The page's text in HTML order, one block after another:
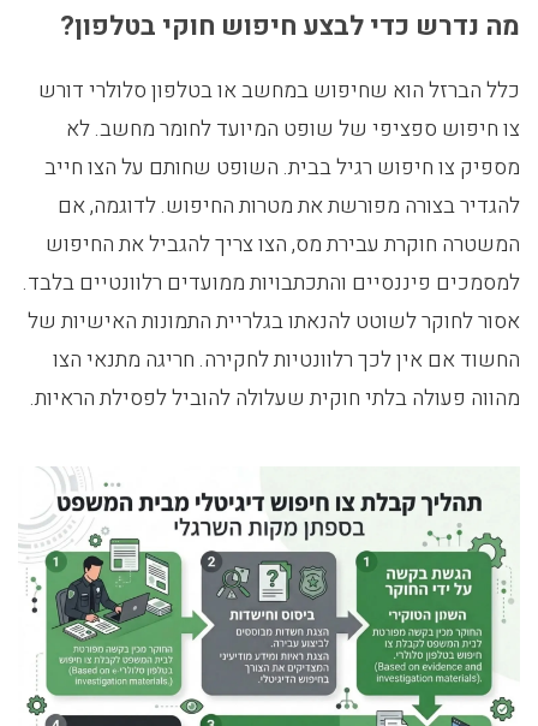
מה נדרש כדי לבצע חיפוש חוקי בטלפון?
כלל הברזל הוא שחיפוש במחשב או בטלפון סלולרי דורש
צו חיפוש ספציפי של שופט המיועד לחומר מחשב. לא
מספיק צו חיפוש רגיל בבית. השופט שחותם על הצו חייב
להגדיר בצורה מפורשת את מטרות החיפוש. לדוגמה, אם
המשטרה חוקרת עבירת מס, הצו צריך להגביל את החיפוש
למסמכים פיננסיים והתכתבויות ממועדים רלוונטיים בלבד.
אסור לחוקר לשוטט להנאתו בגלריית התמונות האישיות של
החשוד אם אין לכך רלוונטיות לחקירה. חריגה מתנאי הצו
מהווה פעולה בלתי חוקית שעלולה להוביל לפסילת הראיות.